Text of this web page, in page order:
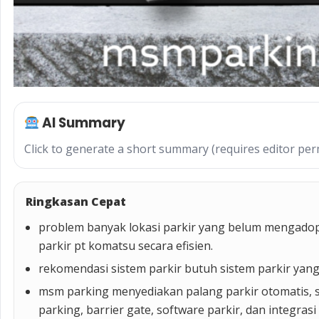
AI Summary
Click to generate a short summary (requires editor
Ringkasan Cepat
problem banyak lokasi parkir yang belum
parkir pt komatsu secara efisien.
rekomendasi sistem parkir butuh sistem parkir
msm parking menyediakan palang parkir otomatis,
parking, barrier gate, software parkir, dan